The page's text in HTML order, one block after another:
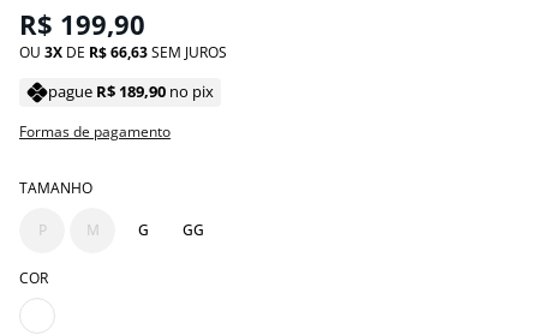
R$ 199,90
OU 3 DE R$66,63SEM JUROS
pague R$ 189,90 no pix
Formas de pagamento
TAMANHO
P M G GG
COR